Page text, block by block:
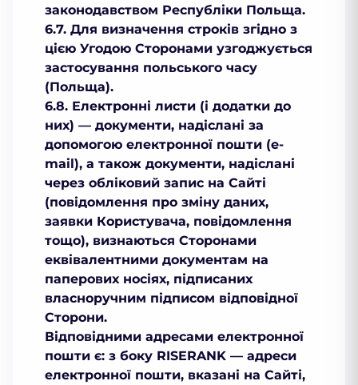
законодавством Республіки Польща.
6.7. Для визначення строків згідно з
цією Угодою Сторонами узгоджується
застосування польського часу
(Польща).
6.8. Електронні листи (і додатки до
них) — документи, надіслані за
допомогою електронної пошти (e-
mail), а також документи, надіслані
через обліковий запис на Сайті
(повідомлення про зміну даних,
заявки Користувача, повідомлення
тощо), визнаються Сторонами
еквівалентними документам на
паперових носіях, підписаних
власноручним підписом відповідної
Сторони.
Відповідними адресами електронної
пошти є: з боку RISERANK — адреси
електронної пошти, вказані на Сайті,